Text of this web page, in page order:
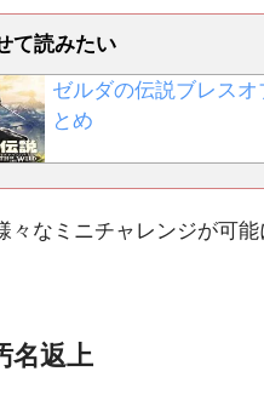
て読みたい
ゼルダの伝説ブレス
とめ
々なミニチャレンジが可能
名返上